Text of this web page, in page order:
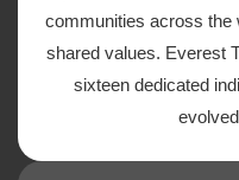
communities across the
shared values. Everest
sixteen dedicated